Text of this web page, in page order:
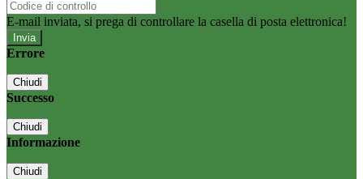
E-mail inviata, si prega di controllare la casella di posta elettronica!
Errore
Chiudi
Successo
Chiudi
Informazione
Chiudi